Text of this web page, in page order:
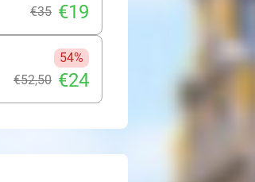
€35 €19
54%
€52,50 €24